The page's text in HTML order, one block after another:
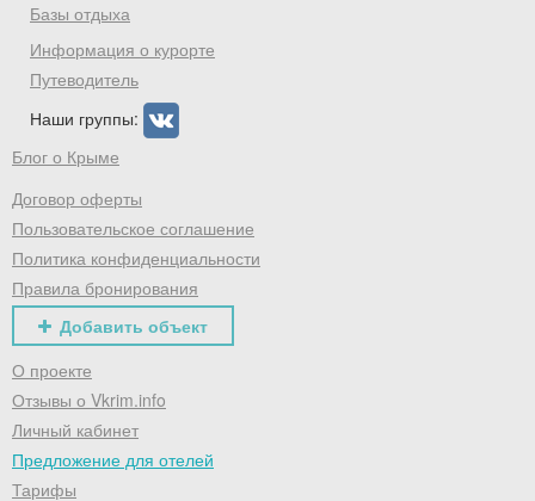
Базы отдыха
Информация о курорте
Путеводитель
Наши группы:
Блог о Крыме
Договор оферты
Пользовательское соглашение
Политика конфиденциальности
Правила бронирования
Добавить объект
О проекте
Отзывы о Vkrim.info
Личный кабинет
Предложение для отелей
Тарифы